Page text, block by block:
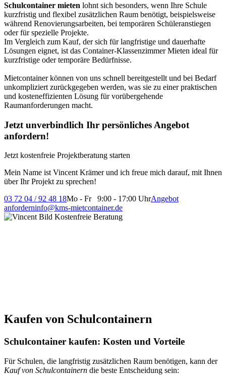
Schulcontainer mieten lohnt sich besonders, wenn Ihre Schule
kurzfristig und flexibel zusätzlichen Raum benötigt, beispielsweise
während Renovierungsarbeiten, bei temporären Schüleranstiegen
oder für spezielle Projekte.
Im Vergleich zum Kauf, der sich für langfristige und dauerhafte
Lösungen eignet, ist das Container-Klassenzimmer Mieten ideal für
kurzfristige oder temporäre Bedürfnisse.
Mietcontainer können von uns schnell bereitgestellt und bei Bedarf
unkompliziert zurückgegeben werden, was sie zu einer praktischen
und kosteneffizienten Lösung für vorübergehende
Raumanforderungen macht.
Jetzt unverbindlich Ihr persönliches Angebot
anfordern!
Jetzt kostenfreie Projektberatung starten
Mein Name ist Vincent Krämer und ich freue mich darauf, mit Ihnen
über Ihr Projekt zu sprechen!
03 72 04 / 92 48 18Mo - Fr 9:00 - 17:00 UhrAngebot
anforderninfo@kms-mietcontainer.de
Kaufen von Schulcontainern
Schulcontainer kaufen: Kosten und Vorteile
Für Schulen, die langfristig zusätzlichen Raum benötigen, kann der
Kauf von Schulcontainern die beste Entscheidung sein: